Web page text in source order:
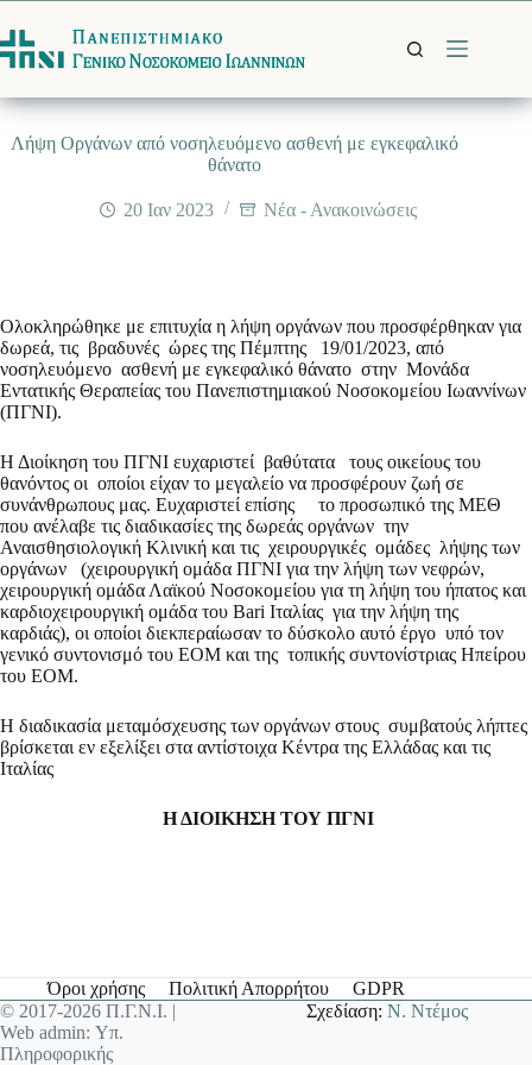
στο
περιεχόμενο
Λήψη Οργάνων από νοσηλευόμενο ασθενή με εγκεφαλικό
θάνατο
20 Ιαν 2023 Νέα - Ανακοινώσεις
Ολοκληρώθηκε με επιτυχία η λήψη οργάνων που προσφέρθηκαν για
δωρεά, τις βραδυνές ώρες της Πέμπτης 19/01/2023, από
νοσηλευόμενο ασθενή με εγκεφαλικό θάνατο στην Μονάδα
Εντατικής Θεραπείας του Πανεπιστημιακού Νοσοκομείου Ιωαννίνων
(ΠΓΝΙ).
Η Διοίκηση του ΠΓΝΙ ευχαριστεί βαθύτατα τους οικείους του
θανόντος οι οποίοι είχαν το μεγαλείο να προσφέρουν ζωή σε
συνάνθρωπους μας. Ευχαριστεί επίσης το προσωπικό της ΜΕΘ
που ανέλαβε τις διαδικασίες της δωρεάς οργάνων την
Αναισθησιολογική Κλινική και τις χειρουργικές ομάδες λήψης των
οργάνων (χειρουργική ομάδα ΠΓΝΙ για την λήψη των νεφρών,
χειρουργική ομάδα Λαϊκού Νοσοκομείου για τη λήψη του ήπατος και
καρδιοχειρουργική ομάδα του Bari Ιταλίας για την λήψη της
καρδιάς), οι οποίοι διεκπεραίωσαν το δύσκολο αυτό έργο υπό τον
γενικό συντονισμό του ΕΟΜ και της τοπικής συντονίστριας Ηπείρου
του ΕΟΜ.
Η διαδικασία μεταμόσχευσης των οργάνων στους συμβατούς λήπτες
βρίσκεται εν εξελίξει στα αντίστοιχα Κέντρα της Ελλάδας και τις
Ιταλίας
Η ΔΙΟΙΚΗΣΗ ΤΟΥ ΠΓΝΙ
Όροι χρήσης Πολιτική Απορρήτου
GDPR
© 2017-2026 Π.Γ.Ν.Ι. |
Web admin: Υπ.
Πληροφορικής
Σχεδίαση:Ν. Ντέμος